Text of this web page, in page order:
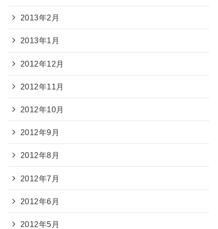
2013年2月
2013年1月
2012年12月
2012年11月
2012年10月
2012年9月
2012年8月
2012年7月
2012年6月
2012年5月